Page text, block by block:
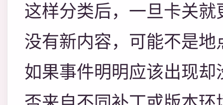
这样分类后，一旦卡关
没有新内容，可能不是
如果事件明明应该出现